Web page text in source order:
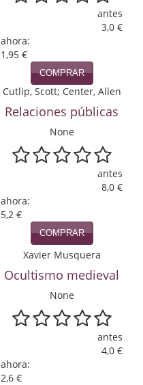
antes
3,0 €
ahora:
1,95 €
COMPRAR
Cutlip, Scott; Center, Allen
Relaciones públicas
None
antes
8,0 €
ahora:
5,2 €
COMPRAR
Xavier Musquera
Ocultismo medieval
None
antes
4,0 €
ahora:
2,6 €